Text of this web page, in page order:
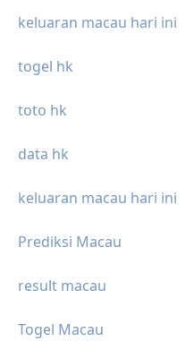
keluaran macau hari ini
togel hk
toto hk
data hk
keluaran macau hari ini
Prediksi Macau
result macau
Togel Macau